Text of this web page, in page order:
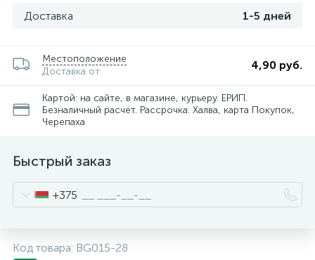
Доставка 1-5 дней
Местоположение
Доставка от
4,90 руб.
Картой: на сайте, в магазине, курьеру. ЕРИП.
Безналичный расчет. Рассрочка: Халва, карта Покупок,
Черепаха
Быстрый заказ
+375
Код товара: BG015-28